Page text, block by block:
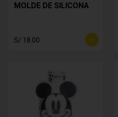
MOLDE DE SILICONA
S/ 18.00